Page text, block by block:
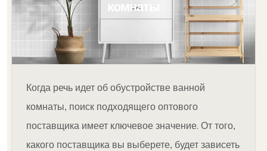
комнаты
Когда речь идет об обустройстве ванной
комнаты, поиск подходящего оптового
поставщика имеет ключевое значение. От того,
какого поставщика вы выберете, будет зависеть